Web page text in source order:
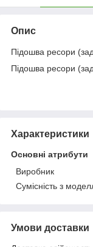
Опис
Підошва ресори
Підошва ресори
Характеристики
Основні атрибути
Виробник
Сумісність з
Умови доставки